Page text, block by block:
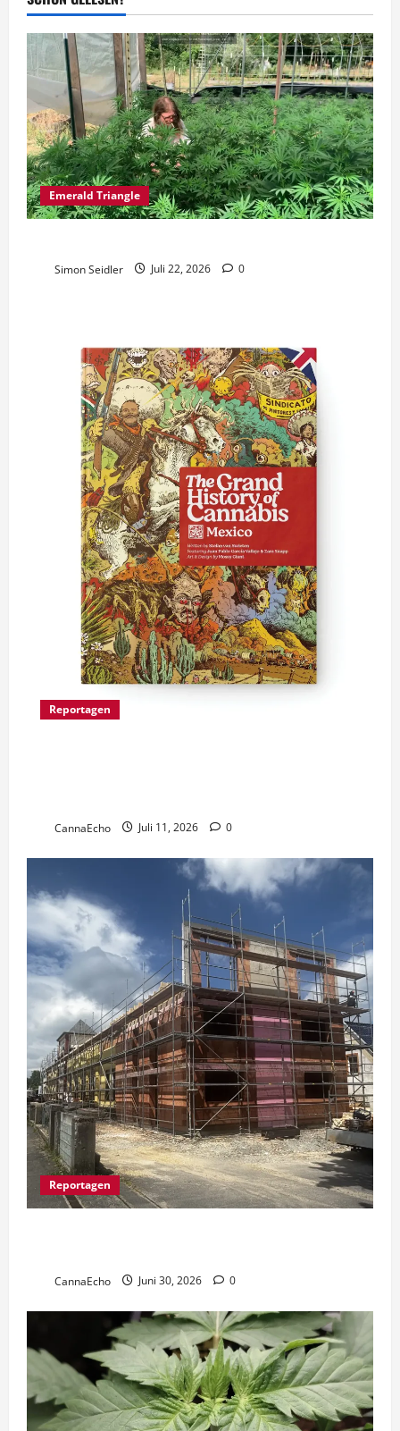
Emerald Triangle
Simon Seidler Juli 22, 2026 0
Reportagen
CannaEcho Juli 11, 2026 0
Reportagen
CannaEcho Juni 30, 2026 0